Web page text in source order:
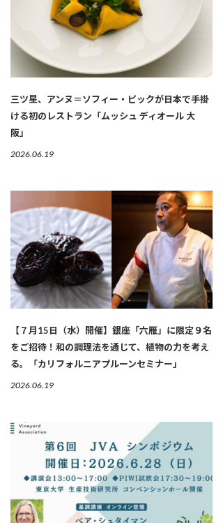
三ツ星、アンヌ＝ソフィー・ピックが日本で手掛
ける初のレストラン「ムッシュ ディオール 大
阪」
2026.06.19
【７月15日（水）開催】銀座「六雁」に限定９名
をご招待！和の調理法を通じて、植物の力を考え
る。「カリフォルニアプルーンセミナー」
2026.06.19